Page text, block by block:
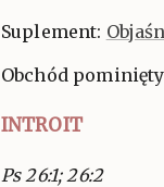
Suplement:
Obchód
INTROIT
Ps 26:1; 26:2